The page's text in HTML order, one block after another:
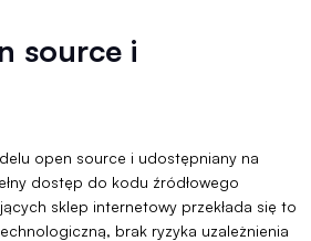
source i
open source i udostępniany na
dostęp do kodu źródłowego
sklep internetowy przekłada się to
brak ryzyka uzależnienia